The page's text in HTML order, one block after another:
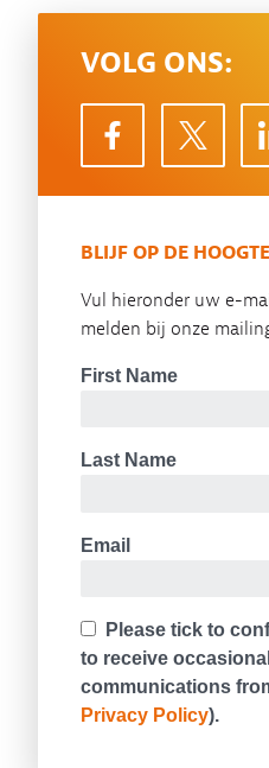
VOLG ONS:
BLIJF OP DE HOOGTE
Vul hieronder uw e-
melden bij onze